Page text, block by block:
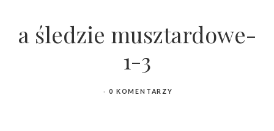
a śledzie musztardowe-
1-3
0 KOMENTARZY